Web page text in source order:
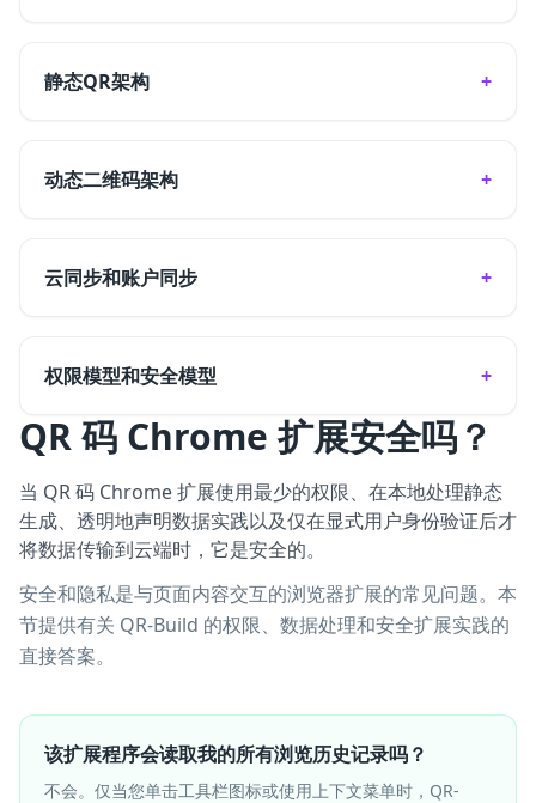
静态QR架构
动态二维码架构
云同步和账户同步
权限模型和安全模型
QR 码 Chrome 扩展安全吗？
当 QR 码 Chrome 扩展使用最少的权限、在本地处理静态
生成、透明地声明数据实践以及仅在显式用户身份验证后才
将数据传输到云端时，它是安全的。
安全和隐私是与页面内容交互的浏览器扩展的常见问题。本
节提供有关 QR-Build 的权限、数据处理和安全扩展实践的
直接答案。
该扩展程序会读取我的所有浏览历史记录吗？
不会。仅当您单击工具栏图标或使用上下文菜单时，QR-